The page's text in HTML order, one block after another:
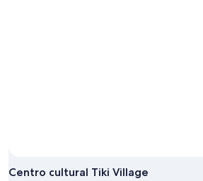
Centro cultural Tiki Village